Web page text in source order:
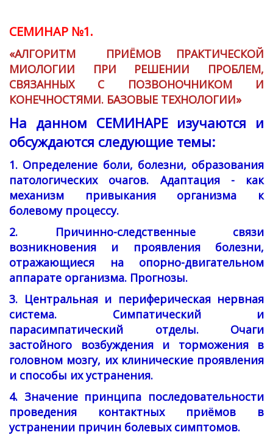
СЕМИНАР №1.
«АЛГОРИТМ ПРИЁМОВ ПРАКТИЧЕСКОЙ
МИОЛОГИИ ПРИ РЕШЕНИИ ПРОБЛЕМ,
СВЯЗАННЫХ С ПОЗВОНОЧНИКОМ И
КОНЕЧНОСТЯМИ. БАЗОВЫЕ ТЕХНОЛОГИИ»
На данном СЕМИНАРЕ изучаются и
обсуждаются следующие темы:
1. Определение боли, болезни, образования
патологических очагов. Адаптация - как
механизм привыкания организма к
болевому процессу.
2. Причинно-следственные связи
возникновения и проявления болезни,
отражающиеся на опорно-двигательном
аппарате организма. Прогнозы.
3. Центральная и периферическая нервная
система. Симпатический и
парасимпатический отделы. Очаги
застойного возбуждения и торможения в
головном мозгу, их клинические проявления
и способы их устранения.
4. Значение принципа последовательности
проведения контактных приёмов в
устранении причин болевых симптомов.